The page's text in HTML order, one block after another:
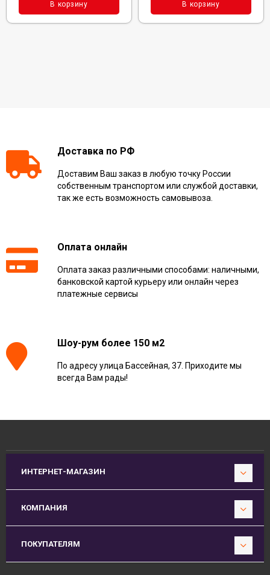
В корзину В корзину
Доставка по РФ
Доставим Ваш заказ в любую точку России
собственным транспортом или службой доставки,
так же есть возможность самовывоза.
Оплата онлайн
Оплата заказ различными способами: наличными,
банковской картой курьеру или онлайн через
платежные сервисы
Шоу-рум более 150 м2
По адресу улица Бассейная, 37. Приходите мы
всегда Вам рады!
ИНТЕРНЕТ-МАГАЗИН
КОМПАНИЯ
ПОКУПАТЕЛЯМ